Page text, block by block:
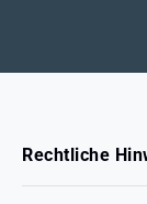
Rechtliche